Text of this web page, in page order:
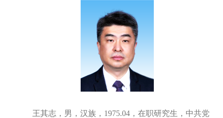
王其志，男，汉族，1975.04，在职研究生，中共党